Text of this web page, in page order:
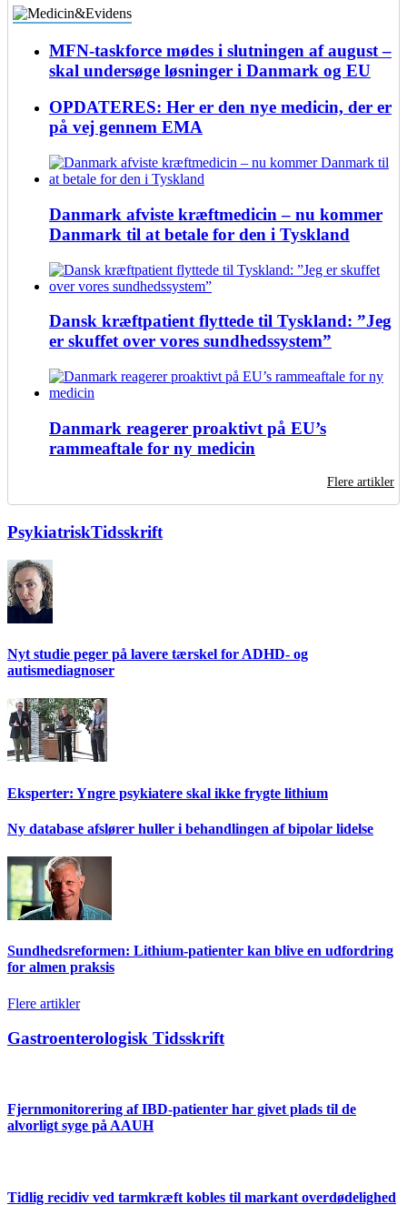
MFN-taskforce mødes i slutningen af august –
skal undersøge løsninger i Danmark og EU
OPDATERES: Her er den nye medicin, der er
på vej gennem EMA
Danmark afviste kræftmedicin – nu kommer
Danmark til at betale for den i Tyskland
Dansk kræftpatient flyttede til Tyskland: ”Jeg
er skuffet over vores sundhedssystem”
Danmark reagerer proaktivt på EU’s
rammeaftale for ny medicin
Flere artikler
PsykiatriskTidsskrift
Nyt studie peger på lavere tærskel for ADHD- og
autismediagnoser
Eksperter: Yngre psykiatere skal ikke frygte lithium
Ny database afslører huller i behandlingen af bipolar lidelse
Sundhedsreformen: Lithium-patienter kan blive en udfordring
for almen praksis
Flere artikler
Gastroenterologisk Tidsskrift
Fjernmonitorering af IBD-patienter har givet plads til de
alvorligt syge på AAUH
Tidlig recidiv ved tarmkræft kobles til markant overdødelighed